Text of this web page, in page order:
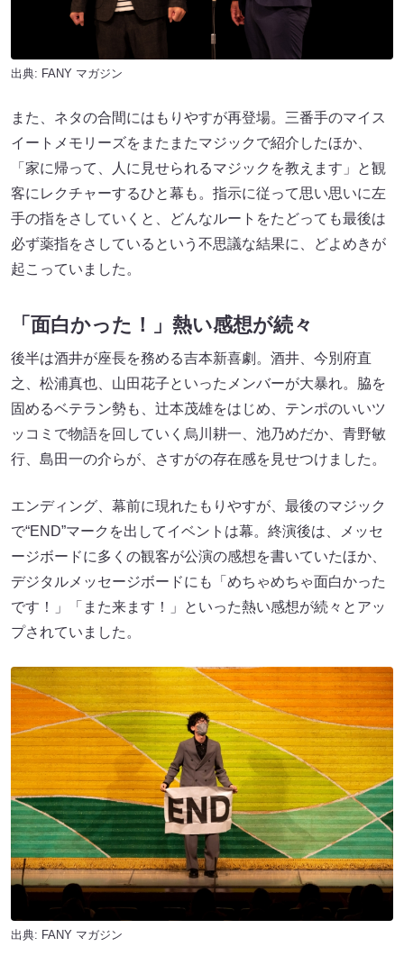
出典: FANY マガジン
また、ネタの合間にはもりやすが再登場。三番手のマイス
イートメモリーズをまたまたマジックで紹介したほか、
「家に帰って、人に見せられるマジックを教えます」と観
客にレクチャーするひと幕も。指示に従って思い思いに左
手の指をさしていくと、どんなルートをたどっても最後は
必ず薬指をさしているという不思議な結果に、どよめきが
起こっていました。
「面白かった！」熱い感想が続々
後半は酒井が座長を務める吉本新喜劇。酒井、今別府直
之、松浦真也、山田花子といったメンバーが大暴れ。脇を
固めるベテラン勢も、辻本茂雄をはじめ、テンポのいいツ
ッコミで物語を回していく烏川耕一、池乃めだか、青野敏
行、島田一の介らが、さすがの存在感を見せつけました。
エンディング、幕前に現れたもりやすが、最後のマジック
で“END”マークを出してイベントは幕。終演後は、メッセ
ージボードに多くの観客が公演の感想を書いていたほか、
デジタルメッセージボードにも「めちゃめちゃ面白かった
です！」「また来ます！」といった熱い感想が続々とアッ
プされていました。
出典: FANY マガジン